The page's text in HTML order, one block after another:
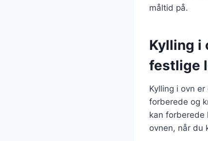
måltid på.
Kylling i
festlige
Kylling i ovn
forberede og
kan forberede
ovnen, når du